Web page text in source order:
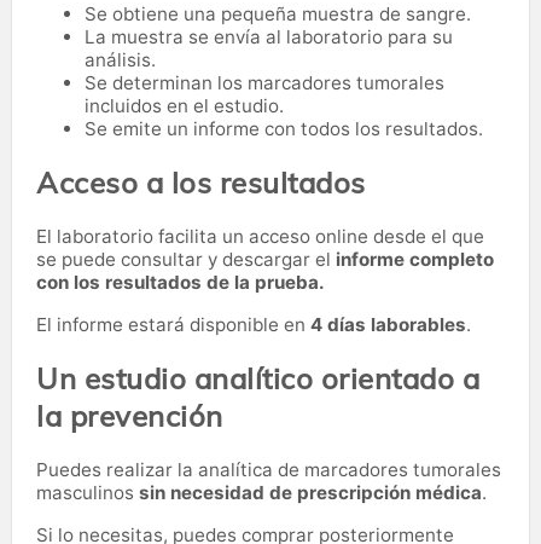
Se obtiene una pequeña muestra de sangre.
La muestra se envía al laboratorio para su
análisis.
Se determinan los marcadores tumorales
incluidos en el estudio.
Se emite un informe con todos los resultados.
Acceso a los resultados
El laboratorio facilita un acceso online desde el que
se puede consultar y descargar el informe completo
con los resultados de la prueba.
El informe estará disponible en 4 días laborables.
Un estudio analítico orientado a
la prevención
Puedes realizar la analítica de marcadores tumorales
masculinos sin necesidad de prescripción médica.
Si lo necesitas, puedes comprar posteriormente